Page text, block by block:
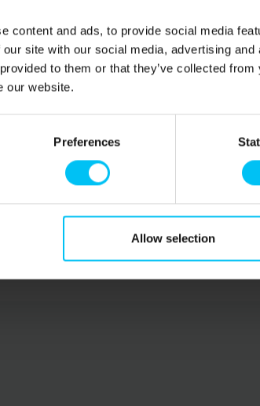
content and ads, to provide social media
site with our social media, advertising
to them or that they’ve collected
our website.
Preferences
Allow selection
x 200 cm.) samt enkeltseng (90 x 200